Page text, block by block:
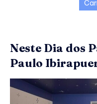
Neste Dia dos
Paulo